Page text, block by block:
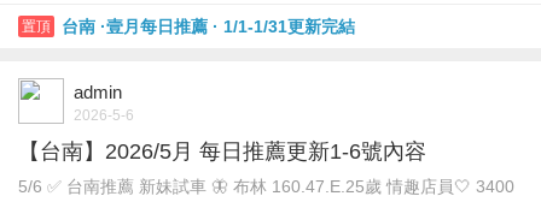
置頂 台南 ·壹月每日推薦 · 1/1-1/31更新完結
admin
2026-5-6
【台南】2026/5月 每日推薦更新1-6號內容
5/6 ✅ 台南推薦 新妹試車 🦋 布林 160.47.E.25歲 情趣店員🤍 3400